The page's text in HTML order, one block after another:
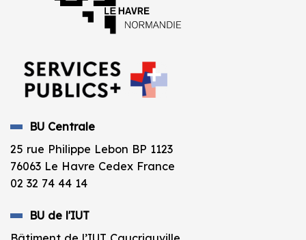
BU Centrale
25 rue Philippe Lebon BP 1123
76063 Le Havre Cedex France
02 32 74 44 14
BU de l'IUT